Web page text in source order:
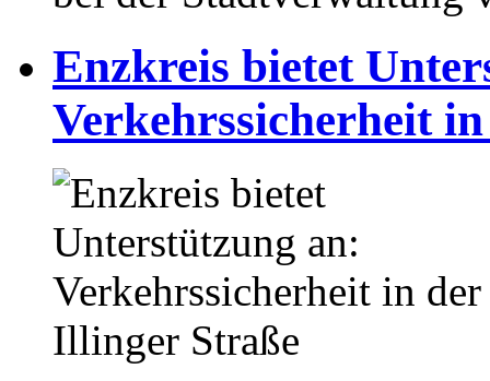
Enzkreis bietet
Verkehrssicherheit